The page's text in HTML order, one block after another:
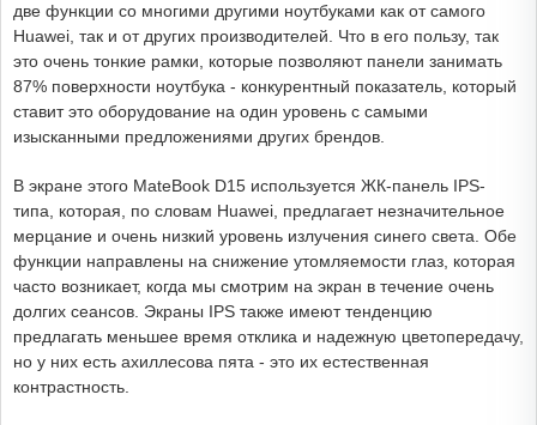
две функции со многими другими ноутбуками как от самого
Huawei, так и от других производителей. Что в его пользу, так
это очень тонкие рамки, которые позволяют панели занимать
87% поверхности ноутбука - конкурентный показатель, который
ставит это оборудование на один уровень с самыми
изысканными предложениями других брендов.
В экране этого MateBook D15 используется ЖК-панель IPS-
типа, которая, по словам Huawei, предлагает незначительное
мерцание и очень низкий уровень излучения синего света. Обе
функции направлены на снижение утомляемости глаз, которая
часто возникает, когда мы смотрим на экран в течение очень
долгих сеансов. Экраны IPS также имеют тенденцию
предлагать меньшее время отклика и надежную цветопередачу,
но у них есть ахиллесова пята - это их естественная
контрастность.